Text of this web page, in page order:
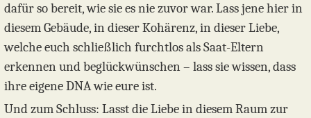
dafür so bereit, wie sie es nie zuvor war. Lass jene hier in
diesem Gebäude, in dieser Kohärenz, in dieser Liebe,
welche euch schließlich furchtlos als Saat-Eltern
erkennen und beglückwünschen – lass sie wissen, dass
ihre eigene DNA wie eure ist.
Und zum Schluss: Lasst die Liebe in diesem Raum zur